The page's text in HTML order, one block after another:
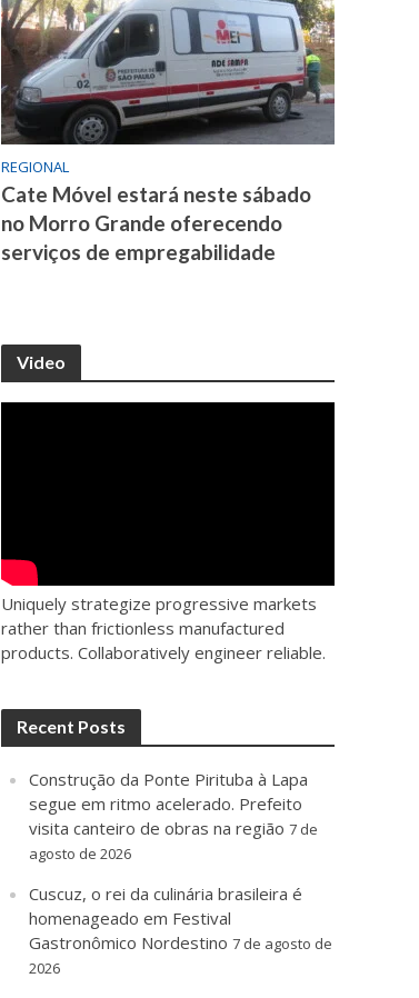
REGIONAL
Cate Móvel estará neste sábado
no Morro Grande oferecendo
serviços de empregabilidade
Video
Uniquely strategize progressive markets
rather than frictionless manufactured
products. Collaboratively engineer reliable.
Recent Posts
Construção da Ponte Pirituba à Lapa
segue em ritmo acelerado. Prefeito
visita canteiro de obras na região 7 de
agosto de 2026
Cuscuz, o rei da culinária brasileira é
homenageado em Festival
Gastronômico Nordestino 7 de agosto de
2026